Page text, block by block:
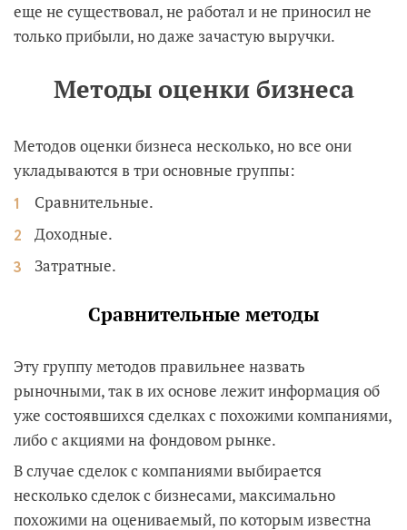
еще не существовал, не работал и не приносил не
только прибыли, но даже зачастую выручки.
Методы оценки бизнеса
Методов оценки бизнеса несколько, но все они
укладываются в три основные группы:
Сравнительные.
Доходные.
Затратные.
Сравнительные методы
Эту группу методов правильнее назвать
рыночными, так в их основе лежит информация об
уже состоявшихся сделках с похожими компаниями,
либо с акциями на фондовом рынке.
В случае сделок с компаниями выбирается
несколько сделок с бизнесами, максимально
похожими на оцениваемый, по которым известна